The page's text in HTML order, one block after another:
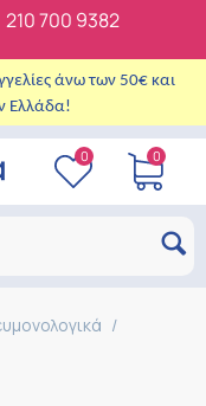
210 700 9382
άνω των 50€ και
Ελλάδα!
0 0
/